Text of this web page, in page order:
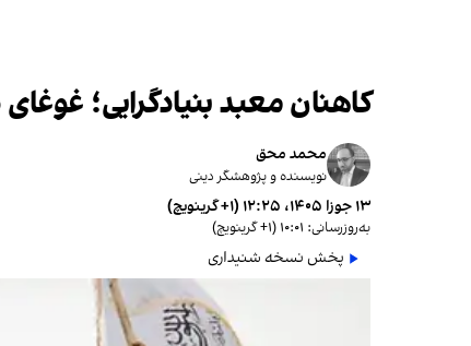
کاهنان معبد بنیادگرایی؛
محمد محق
نویسنده و پژوهشگر دینی
۱۳ جوزا ۱۴۰۵، ۱۲:۲۵ (‎+۱ گرینویچ)
به‌روزرسانی: ۱۰:۰۱ (‎+۱ گرینویچ)
پخش نسخه شنیداری